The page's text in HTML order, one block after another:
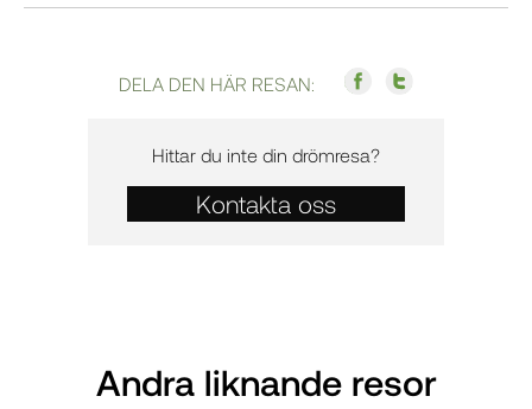
DELA DEN HÄR RESAN:
Hittar du inte din drömresa?
Kontakta oss
Andra liknande resor